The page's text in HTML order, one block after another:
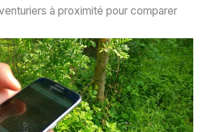
à proximité pour comparer